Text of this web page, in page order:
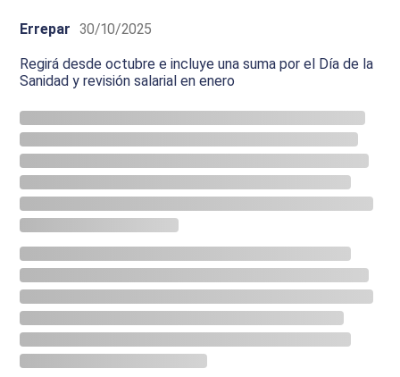
Errepar 30/10/2025
Regirá desde octubre e incluye una suma por el Día de la
Sanidad y revisión salarial en enero